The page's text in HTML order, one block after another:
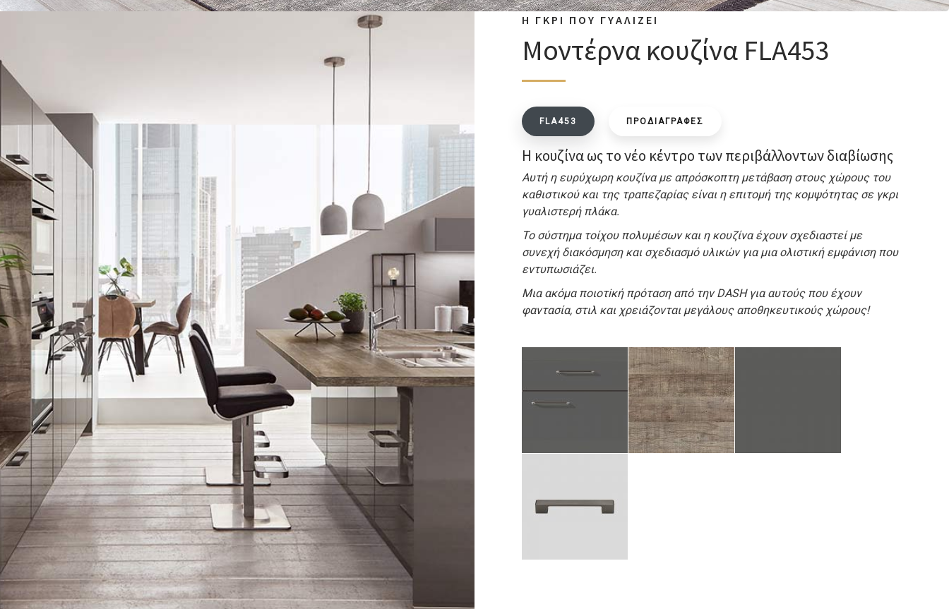
Η ΓΚΡΙ ΠΟΥ ΓΥΑΛΙΖΕΙ
Μοντέρνα κουζίνα FLA453
FLA453 ΠΡΟΔΙΑΓΡΑΦΕΣ
Η κουζίνα ως το νέο κέντρο των περιβάλλοντων διαβίωσης
Αυτή η ευρύχωρη κουζίνα με απρόσκοπτη μετάβαση στους χώρους του
καθιστικού και της τραπεζαρίας είναι η επιτομή της κομψότητας σε γκρι
γυαλιστερή πλάκα.
Το σύστημα τοίχου πολυμέσων και η κουζίνα έχουν σχεδιαστεί με
συνεχή διακόσμηση και σχεδιασμό υλικών για μια ολιστική εμφάνιση που
εντυπωσιάζει.
Μια ακόμα ποιοτiκή πρόταση από την DASH για αυτούς που έχουν
φαντασία, στιλ και χρειάζονται μεγάλους αποθηκευτικούς χώρους!